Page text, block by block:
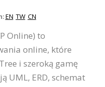
EN TW CN
Online) to
online, które
i szeroką gamę
UML, ERD, schemat